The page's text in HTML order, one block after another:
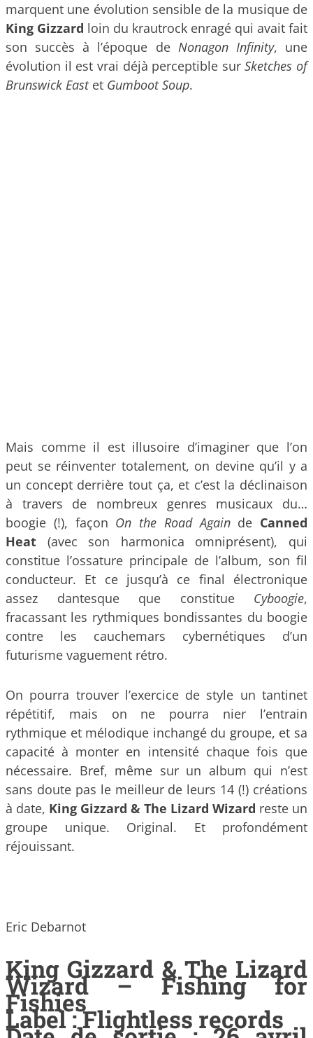
marquent une évolution sensible de la musique de
King Gizzard loin du krautrock enragé qui avait fait
son succès à l’époque de Nonagon Infinity, une
évolution il est vrai déjà perceptible surSketches of
Brunswick Eastet Gumboot Soup.
Mais comme il est illusoire d’imaginer que l’on
peut se réinventer totalement, on devine qu’il y a
un concept derrière tout ça, et c’est la déclinaison
à travers de nombreux genres musicaux du…
boogie (!), façon On the Road Againde Canned
Heat (avec son harmonica omniprésent), qui
constitue l’ossature principale de l’album, son fil
conducteur. Et ce jusqu’à ce final électronique
assez dantesque que constitue Cyboogie,
fracassant les rythmiques bondissantes du boogie
contre les cauchemars cybernétiques d’un
futurisme vaguement rétro.
On pourra trouver l’exercice de style un tantinet
répétitif, mais on ne pourra nier l’entrain
rythmique et mélodique inchangé du groupe, et sa
capacité à monter en intensité chaque fois que
nécessaire. Bref, même sur un album qui n’est
sans doute pas le meilleur de leurs 14 (!) créations
à date, King Gizzard & The Lizard Wizard reste un
groupe unique. Original. Et profondément
réjouissant.
Eric Debarnot
King Gizzard & The Lizard
Wizard – Fishing for
Fishies
Label : Flightless records